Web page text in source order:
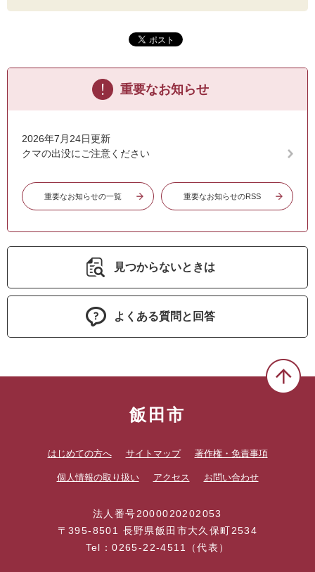
重要なお知らせ
2026年7月24日更新
クマの出没にご注意ください
重要なお知らせの一覧 重要なお知らせのRSS
見つからないときは
よくある質問と回答
飯田市
はじめての方へ サイトマップ 著作権・免責事項
個人情報の取り扱い アクセス お問い合わせ
法人番号2000020202053
〒395-8501 長野県飯田市大久保町2534
Tel：0265-22-4511（代表）